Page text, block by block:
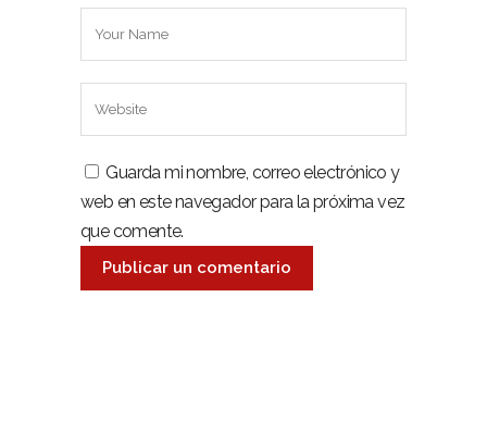
Guarda mi nombre, correo electrónico y
web en este navegador para la próxima vez
que comente.